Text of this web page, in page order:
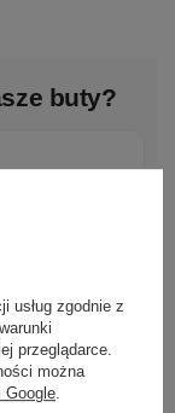
buty?
i mody.
usług zgodnie z
przeglądarce.
można
Google.